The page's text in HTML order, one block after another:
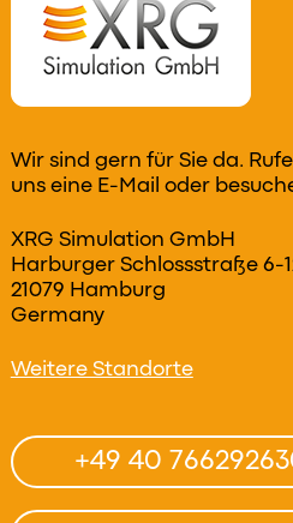
Wir sind gern für Sie da.
uns eine E-Mail oder
XRG Simulation GmbH
Harburger Schlossstraße 6-
21079 Hamburg
Germany
Weitere Standorte
+49 40